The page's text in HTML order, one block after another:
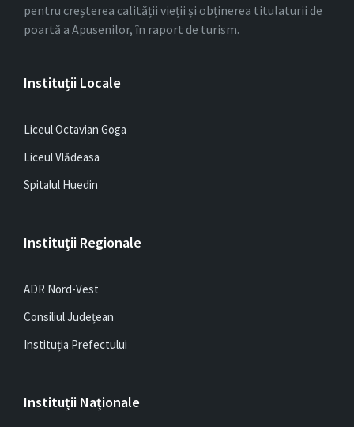
pentru creșterea calității vieții și obținerea titulaturii de
poartă a Apusenilor, în raport de turism.
Instituții Locale
Liceul Octavian Goga
Liceul Vlădeasa
Spitalul Huedin
Instituții Regionale
ADR Nord-Vest
Consiliul Județean
Instituția Prefectului
Instituții Naționale